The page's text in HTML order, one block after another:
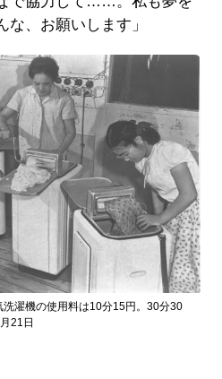
、お願いします」
濯機の使用料は10分15円。30分30
21日